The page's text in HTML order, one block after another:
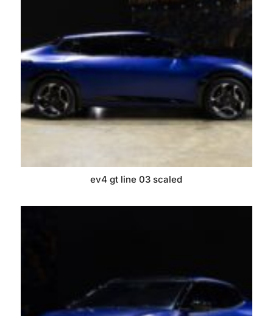
ev4 gt line 03 scaled